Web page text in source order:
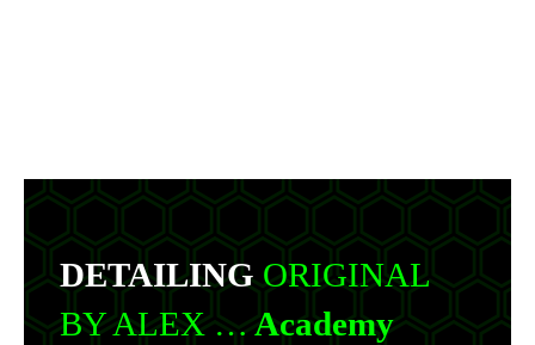
DETAILING ORIGINAL
BY ALEX …Academy